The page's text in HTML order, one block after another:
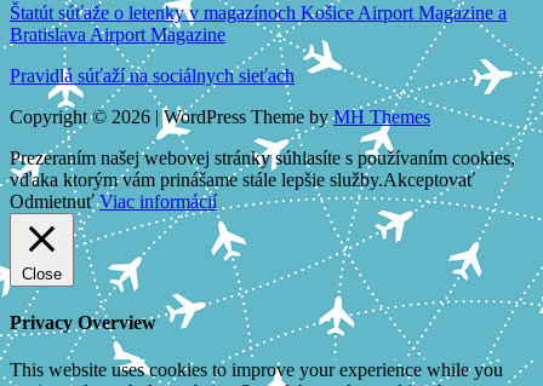
Štatút súťaže o letenky v magazínoch Košice Airport Magazine a
Bratislava Airport Magazine
Pravidlá súťaží na sociálnych sieťach
Copyright © 2026 | WordPress Theme byMH Themes
Prezeraním našej webovej stránky súhlasíte s používaním cookies,
vďaka ktorým vám prinášame stále lepšie služby.Akceptovať
Odmietnuť Viac informácií
Close
Privacy Overview
This website uses cookies to improve your experience while you